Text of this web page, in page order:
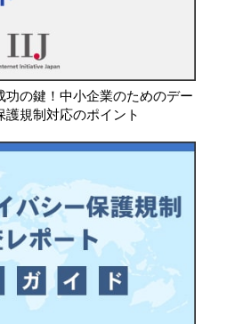
功の鍵！中小企業のためのデー
規制対応のポイント